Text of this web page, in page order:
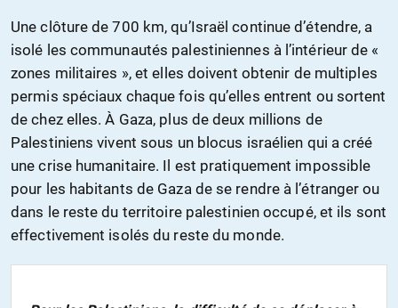
Une clôture de 700 km, qu’Israël continue d’étendre, a
isolé les communautés palestiniennes à l’intérieur de «
zones militaires », et elles doivent obtenir de multiples
permis spéciaux chaque fois qu’elles entrent ou sortent
de chez elles. À Gaza, plus de deux millions de
Palestiniens vivent sous un blocus israélien qui a créé
une crise humanitaire. Il est pratiquement impossible
pour les habitants de Gaza de se rendre à l’étranger ou
dans le reste du territoire palestinien occupé, et ils sont
effectivement isolés du reste du monde.